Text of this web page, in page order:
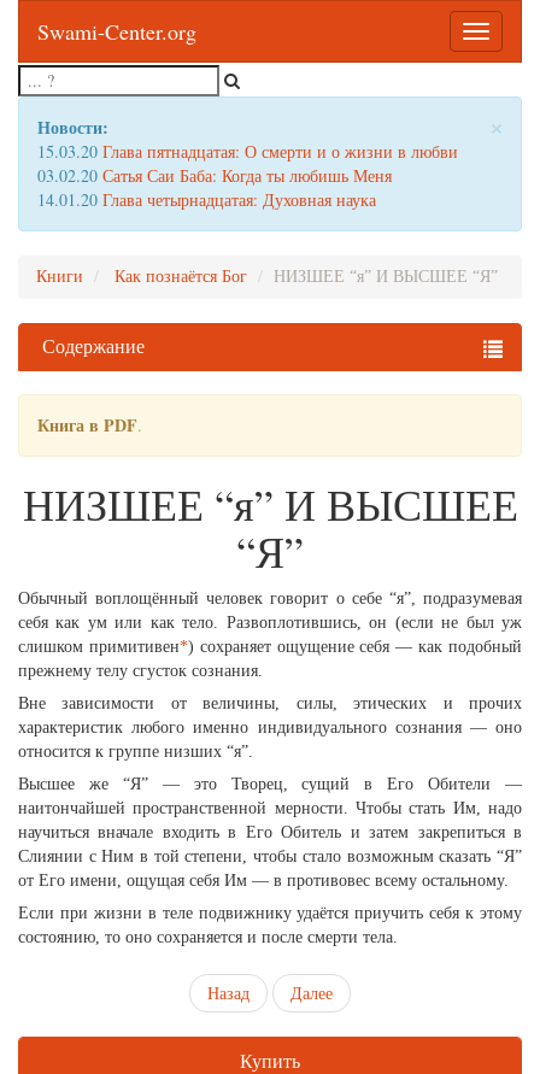
Toggle
Swami-Center.org
×
Новости:
15.03.20 Глава пятнадцатая: О смерти и о жизни в любви
03.02.20 Сатья Саи Баба: Когда ты любишь Меня
14.01.20 Глава четырнадцатая: Духовная наука
Книги Как познаётся Бог НИЗШЕЕ “я” И ВЫСШЕЕ “Я”
Содержание
Книга в PDF.
НИЗШЕЕ “я” И ВЫСШЕЕ
“Я”
Обычный воплощённый человек говорит о себе “я”, подразумевая
себя как ум или как тело. Развоплотившись, он (если не был уж
слишком примитивен*) сохраняет ощущение себя — как подобный
прежнему телу сгусток сознания.
Вне зависимости от величины, силы, этических и прочих
характеристик любого именно индивидуального сознания — оно
относится к группе низших “я”.
Высшее же “Я” — это Творец, сущий в Его Обители —
наитончайшей пространственной мерности. Чтобы стать Им, надо
научиться вначале входить в Его Обитель и затем закрепиться в
Слиянии с Ним в той степени, чтобы стало возможным сказать “Я”
от Его имени, ощущая себя Им — в противовес всему остальному.
Если при жизни в теле подвижнику удаётся приучить себя к этому
состоянию, то оно сохраняется и после смерти тела.
Назад Далее
Купить